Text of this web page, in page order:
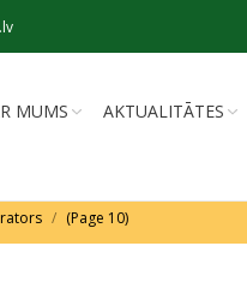
MUMS AKTUALITĀTES
(Page 10)